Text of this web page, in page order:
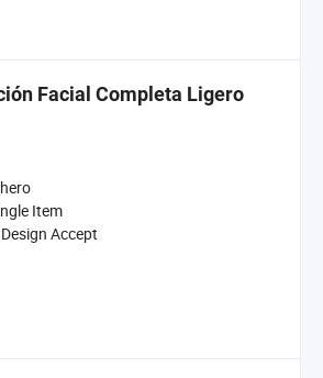
Facial Completa Ligero
Item
Design Accept